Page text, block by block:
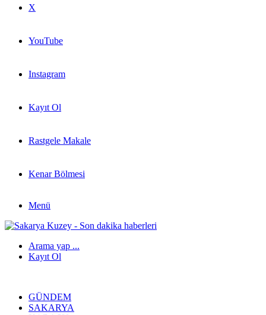
X
YouTube
Instagram
Kayıt Ol
Rastgele Makale
Kenar Bölmesi
Menü
Arama yap ...
Kayıt Ol
GÜNDEM
SAKARYA